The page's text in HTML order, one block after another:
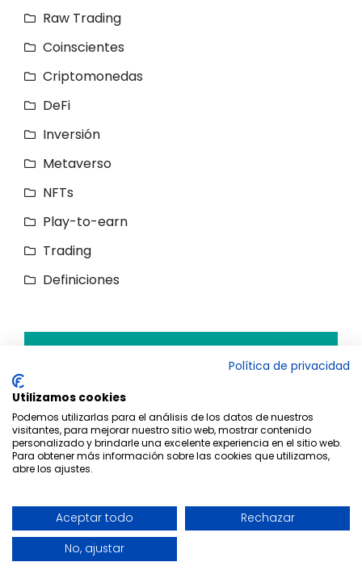
Raw Trading
Coinscientes
Criptomonedas
DeFi
Inversión
Metaverso
NFTs
Play-to-earn
Trading
Definiciones
Política de privacidad
Utilizamos cookies
Podemos utilizarlas para el análisis de los datos de nuestros
visitantes, para mejorar nuestro sitio web, mostrar contenido
personalizado y brindarle una excelente experiencia en el sitio web.
Para obtener más información sobre las cookies que utilizamos,
abre los ajustes.
Aceptar todo
Rechazar
No, ajustar